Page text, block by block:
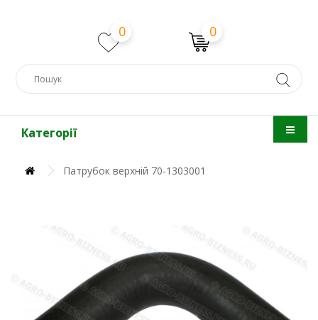
0 0
Категорії
Патрубок верхній 70-1303001